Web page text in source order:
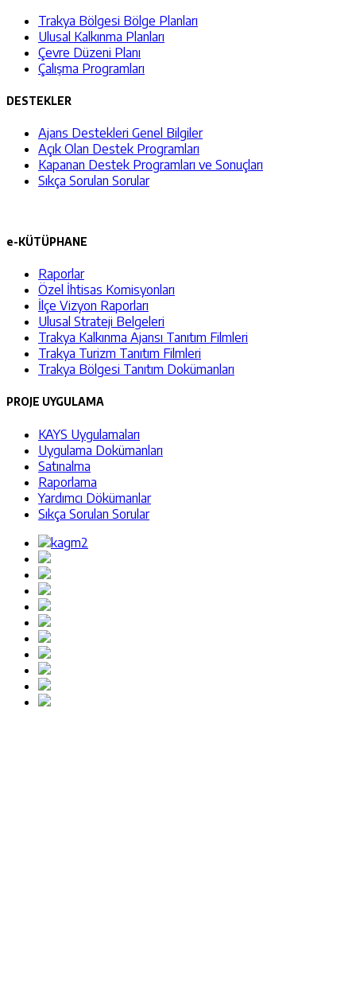
Trakya Bölgesi Bölge Planları
Ulusal Kalkınma Planları
Çevre Düzeni Planı
Çalışma Programları
DESTEKLER
Ajans Destekleri Genel Bilgiler
Açık Olan Destek Programları
Kapanan Destek Programları ve Sonuçları
Sıkça Sorulan Sorular
e-KÜTÜPHANE
Raporlar
Özel İhtisas Komisyonları
İlçe Vizyon Raporları
Ulusal Strateji Belgeleri
Trakya Kalkınma Ajansı Tanıtım Filmleri
Trakya Turizm Tanıtım Filmleri
Trakya Bölgesi Tanıtım Dokümanları
PROJE UYGULAMA
KAYS Uygulamaları
Uygulama Dokümanları
Satınalma
Raporlama
Yardımcı Dökümanlar
Sıkça Sorulan Sorular